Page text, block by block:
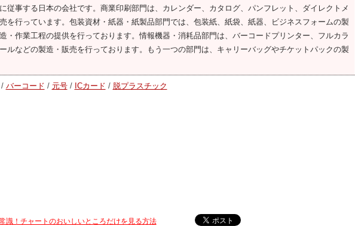
従事する日本の会社です。商業印刷部門は、カレンダー、カタログ、パンフレット、ダイレクトメ
を行っています。包装資材・紙器・紙製品部門では、包装紙、紙袋、紙器、ビジネスフォームの製
・作業工程の提供を行っております。情報機器・消耗品部門は、バーコードプリンター、フルカラ
ルなどの製造・販売を行っております。もう一つの部門は、キャリーバッグやチケットパックの製
/ バーコード / 元号 / ICカード / 脱プラスチック
識！チャートのおいしいところだけを見る方法